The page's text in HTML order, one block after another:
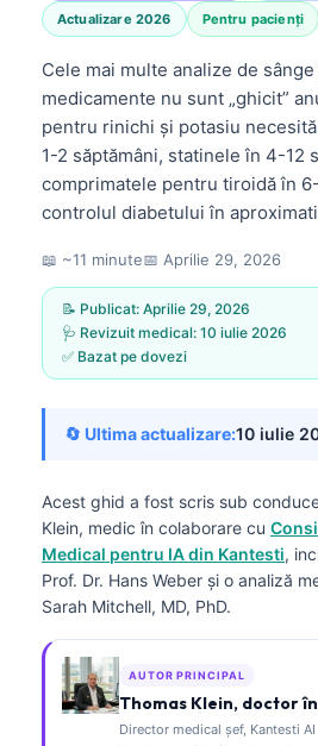
Actualizare 2026 Pentru pacienți
Cele mai multe analize de
medicamente nu sunt „ghicit”
pentru rinichi și potasiu
1-2 săptămâni, statinele în 4-12
comprimatele pentru tiroidă în
controlul diabetului în
📖 ~11 minute📅 Aprilie 29, 2026
📝 Publicat: Aprilie 29, 2026
🩺 Revizuit medical: 10 iulie 2026
✅ Bazat pe dovezi
🔄 Ultima actualizare:10 iulie
Acest ghid a fost scris sub
Klein, medic în colaborare cu
Medical pentru IA din Kantesti,
Prof. Dr. Hans Weber și o analiză
Sarah Mitchell, MD, PhD.
AUTOR PRINCIPAL
Thomas Klein, doctor
Director medical șef, Kantesti AI